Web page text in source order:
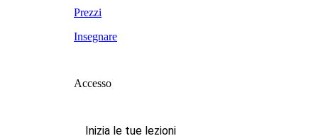
Prezzi
Insegnare
Accesso
Inizia le tue lezioni